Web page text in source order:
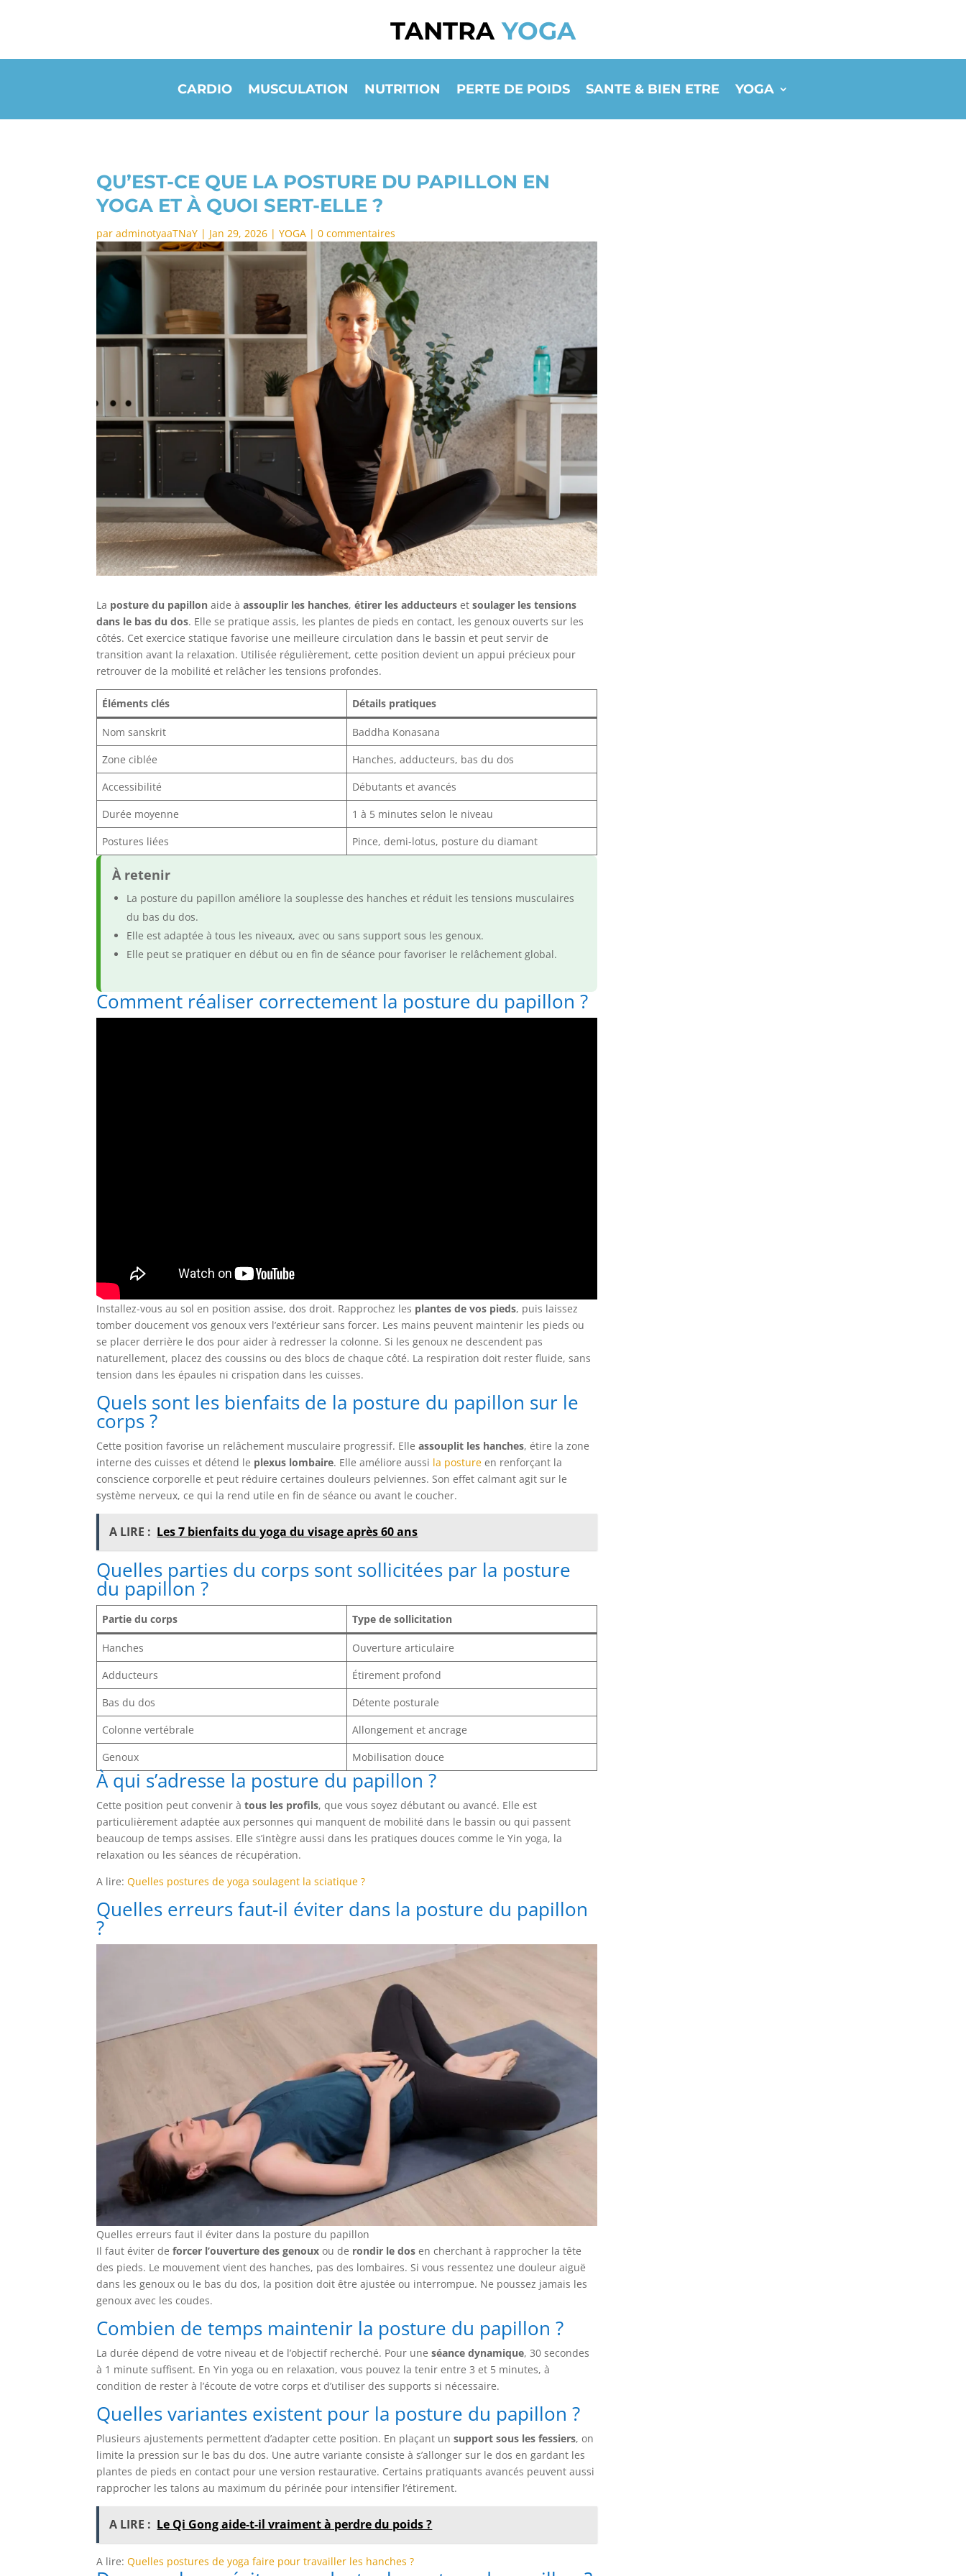
TANTRAYOGA
CARDIO MUSCULATION NUTRITION PERTE DE POIDS SANTE & BIEN ETRE YOGA
QU’EST-CE QUE LA POSTURE DU PAPILLON EN
YOGA ET À QUOI SERT-ELLE ?
paradminotyaaTNaY | Jan 29, 2026 |YOGA |0 commentaires
La posture du papillon aide àassouplir les hanches,étirer les adducteurs etsoulager les tensions
dans le bas du dos. Elle se pratique assis, les plantes de pieds en contact, les genoux ouverts sur les
côtés. Cet exercice statique favorise une meilleure circulation dans le bassin et peut servir de
transition avant la relaxation. Utilisée régulièrement, cette position devient un appui précieux pour
retrouver de la mobilité et relâcher les tensions profondes.
Éléments clés Détails pratiques
Nom sanskrit
Baddha Konasana
Zone ciblée
Hanches, adducteurs, bas du dos
Accessibilité
Débutants et avancés
Durée moyenne
1 à 5 minutes selon le niveau
Postures liées
Pince, demi-lotus, posture du diamant
À retenir
La posture du papillon améliore la souplesse des hanches et réduit les tensions musculaires
du bas du dos.
Elle est adaptée à tous les niveaux, avec ou sans support sous les genoux.
Elle peut se pratiquer en début ou en fin de séance pour favoriser le relâchement global.
Comment réaliser correctement la posture du papillon ?
Installez-vous au sol en position assise, dos droit. Rapprochez les plantes de vos pieds, puis laissez
tomber doucement vos genoux vers l’extérieur sans forcer. Les mains peuvent maintenir les pieds ou
se placer derrière le dos pour aider à redresser la colonne. Si les genoux ne descendent pas
naturellement, placez des coussins ou des blocs de chaque côté. La respiration doit rester fluide, sans
tension dans les épaules ni crispation dans les cuisses.
Quels sont les bienfaits de la posture du papillon sur le
corps ?
Cette position favorise un relâchement musculaire progressif. Elleassouplit les hanches, étire la zone
interne des cuisses et détend le plexus lombaire. Elle améliore aussi la posture en renforçant la
conscience corporelle et peut réduire certaines douleurs pelviennes. Son effet calmant agit sur le
système nerveux, ce qui la rend utile en fin de séance ou avant le coucher.
A LIRE : Les 7 bienfaits du yoga du visage après 60 ans
Quelles parties du corps sont sollicitées par la posture
du papillon ?
Partie du corps Type de sollicitation
Hanches
Ouverture articulaire
Adducteurs
Étirement profond
Bas du dos
Détente posturale
Colonne vertébrale
Allongement et ancrage
Genoux
Mobilisation douce
À qui s’adresse la posture du papillon ?
Cette position peut convenir àtous les profils, que vous soyez débutant ou avancé. Elle est
particulièrement adaptée aux personnes qui manquent de mobilité dans le bassin ou qui passent
beaucoup de temps assises. Elle s’intègre aussi dans les pratiques douces comme le Yin yoga, la
relaxation ou les séances de récupération.
A lire:Quelles postures de yoga soulagent la sciatique ?
Quelles erreurs faut-il éviter dans la posture du papillon
?
Quelles erreurs faut il éviter dans la posture du papillon
Il faut éviter deforcer l’ouverture des genoux ou de rondir le dos en cherchant à rapprocher la tête
des pieds. Le mouvement vient des hanches, pas des lombaires. Si vous ressentez une douleur aiguë
dans les genoux ou le bas du dos, la position doit être ajustée ou interrompue. Ne poussez jamais les
genoux avec les coudes.
Combien de temps maintenir la posture du papillon ?
La durée dépend de votre niveau et de l’objectif recherché. Pour uneséance dynamique, 30 secondes
à 1 minute suffisent. En Yin yoga ou en relaxation, vous pouvez la tenir entre 3 et 5 minutes, à
condition de rester à l’écoute de votre corps et d’utiliser des supports si nécessaire.
Quelles variantes existent pour la posture du papillon ?
Plusieurs ajustements permettent d’adapter cette position. En plaçant unsupport sous les fessiers, on
limite la pression sur le bas du dos. Une autre variante consiste à s’allonger sur le dos en gardant les
plantes de pieds en contact pour une version restaurative. Certains pratiquants avancés peuvent aussi
rapprocher les talons au maximum du périnée pour intensifier l’étirement.
A LIRE : Le Qi Gong aide-t-il vraiment à perdre du poids ?
A lire:Quelles postures de yoga faire pour travailler les hanches ?